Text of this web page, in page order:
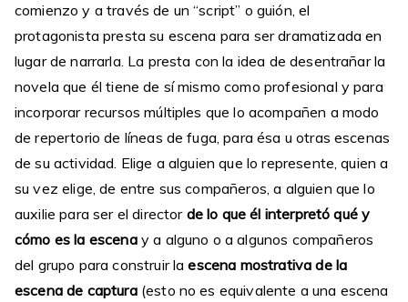
comienzo y a través de un “script” o guión, el
protagonista presta su escena para ser dramatizada en
lugar de narrarla. La presta con la idea de desentrañar la
novela que él tiene de sí mismo como profesional y para
incorporar recursos múltiples que lo acompañen a modo
de repertorio de líneas de fuga, para ésa u otras escenas
de su actividad. Elige a alguien que lo represente, quien a
su vez elige, de entre sus compañeros, a alguien que lo
auxilie para ser el director de lo que él interpretó qué y
cómo es la escenay a alguno o a algunos compañeros
del grupo para construir laescena mostrativa de la
escena de captura(esto no es equivalente a una escena